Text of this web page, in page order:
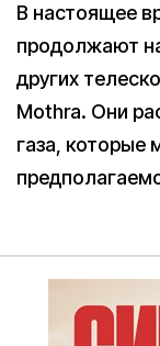
В настоящее
продолжают
других
Mothra. Они
газа, которые